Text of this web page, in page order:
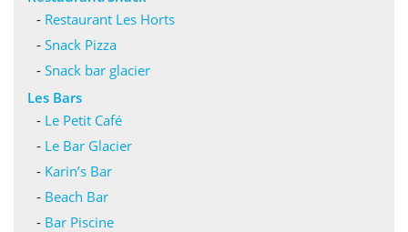
- Restaurant Les Horts
- Snack Pizza
- Snack bar glacier
Les Bars
- Le Petit Café
- Le Bar Glacier
- Karin’s Bar
- Beach Bar
- Bar Piscine